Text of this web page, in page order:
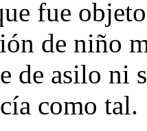
fue
de niño
de asilo ni
como tal.